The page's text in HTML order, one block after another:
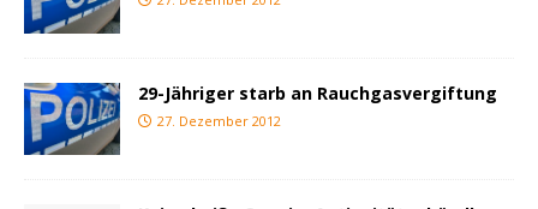
29-Jähriger starb an Rauchgasvergiftung
27. Dezember 2012